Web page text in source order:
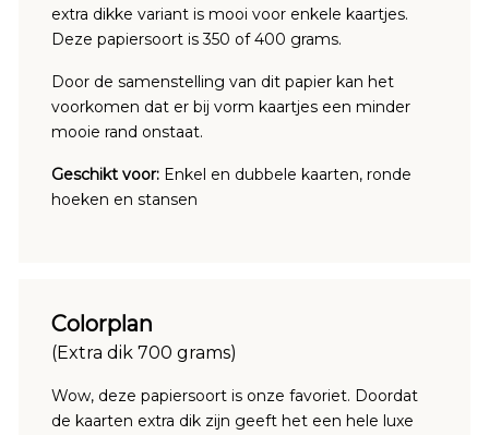
extra dikke variant is mooi voor enkele kaartjes.
Deze papiersoort is 350 of 400 grams.
Door de samenstelling van dit papier kan het
voorkomen dat er bij vorm kaartjes een minder
mooie rand onstaat.
Geschikt voor: Enkel en dubbele kaarten, ronde
hoeken en stansen
Colorplan
(Extra dik 700 grams)
Wow, deze papiersoort is onze favoriet. Doordat
de kaarten extra dik zijn geeft het een hele luxe